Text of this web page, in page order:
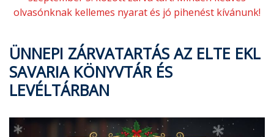
olvasónknak kellemes nyarat és jó pihenést kívánunk!
ÜNNEPI ZÁRVATARTÁS AZ ELTE EKL
SAVARIA KÖNYVTÁR ÉS
LEVÉLTÁRBAN